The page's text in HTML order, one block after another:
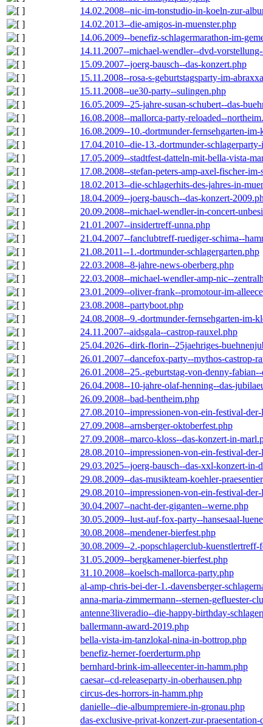
14.02.2008--nic-im-tonstudio-in-koeln-zur-
14.02.2013--die-amigos-in-muenster.php
14.06.2009--benefiz-schlagermarathon-im-
14.11.2007--michael-wendler--dvd-
15.09.2007--joerg-bausch--das-konzert.php
15.11.2008--rosa-s-geburtstagsparty-im-
15.11.2008--ue30-party--sulingen.php
16.05.2009--25-jahre-susan-schubert--das-
16.08.2008--mallorca-party-reloaded--
16.08.2009--10.-dortmunder-fernsehgarten-
17.04.2010--die-13.-dortmunder-
17.05.2009--stadtfest-datteln-mit-bella-vista-
17.08.2008--stefan-peters-amp-axel-fischer-
18.02.2013--die-schlagerhits-des-jahres-in-
18.04.2009--joerg-bausch--das-konzert-
20.09.2008--michael-wendler-in-concert-
21.01.2007--insidertreff-unna.php
21.04.2007--fanclubtreff-ruediger-schima--
21.08.2011--1.-dortmunder-schlagergarten.php
22.03.2008--8-jahre-news-oberberg.php
22.03.2008--michael-wendler-amp-nic--
23.01.2009--oliver-frank--promotour-im-
23.08.2008--partyboot.php
24.08.2008--9.-dortmunder-fernsehgarten-im-
24.11.2007--aidsgala--castrop-rauxel.php
25.04.2026--dirk-florin--25jaehriges-
26.01.2007--dancefox-party--mythos-castrop-
26.01.2008--25.-geburtstag-von-denny-
26.04.2008--10-jahre-olaf-henning--das-
26.09.2008--bad-bentheim.php
27.08.2010--impressionen-von-ein-festival-
27.09.2008--arnsberger-oktoberfest.php
27.09.2008--marco-kloss--das-konzert-in-
28.08.2010--impressionen-von-ein-festival-
29.03.2025--joerg-bausch--das-xxl-konzert-in-
29.08.2009--das-musikteam-koehler-
29.08.2010--impressionen-von-ein-festival-
30.04.2007--nacht-der-giganten--werne.php
30.05.2009--lust-auf-fox-party--hansesaal-
30.08.2008--mendener-bierfest.php
30.08.2009--2.-popschlagerclub-
31.05.2009--bergkamener-bierfest.php
31.10.2008--koelsch-mallorca-party.php
al-amp-chris-bei-der-1.-davensberger-
anna-maria-zimmermann--sternen-gefluester-
antenne3liveradio--die-happy-birthday-
ballermann-award-2019.php
bella-vista-im-tanzlokal-nina-in-bottrop.php
benefiz-herner-foerderturm.php
bernhard-brink-im-alleecenter-in-hamm.php
caesar--cd-releaseparty-in-oberhausen.php
circus-des-horrors-in-hamm.php
danielle--die-albumpremiere-in-gronau.php
das-exclusive-privat-konzert-zur-